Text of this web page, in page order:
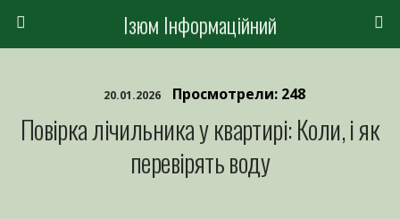
Ізюм Інформаційний
20.01.2026 Просмотрели: 248
Повірка лічильника у квартирі: Коли, і як
перевірять воду